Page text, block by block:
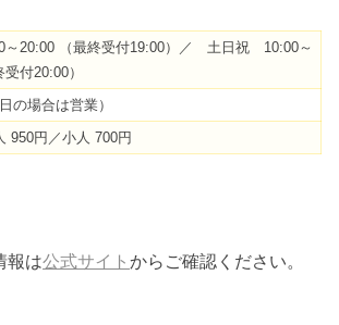
20:00 （最終受付19:00）／ 土日祝 10:00～
付20:00）
の場合は営業）
円／小人 700円
報は公式サイト からご確認ください。